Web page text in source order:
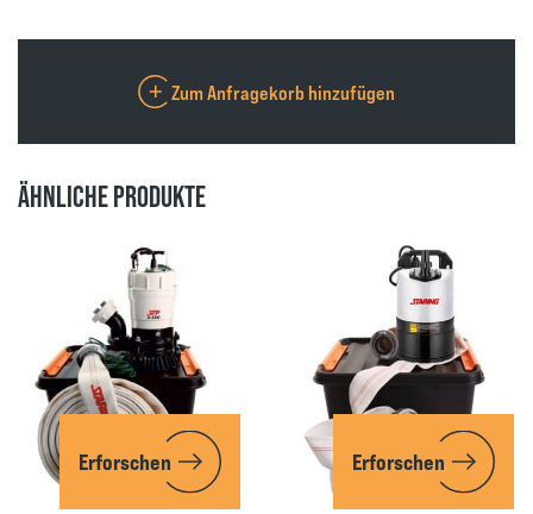
Zum Anfragekorb hinzufügen
ÄHNLICHE PRODUKTE
Erforschen Erforschen